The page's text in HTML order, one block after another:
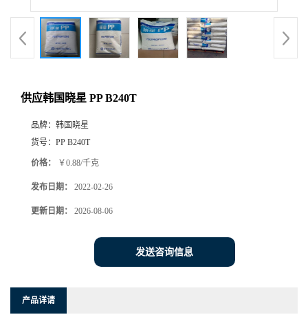
供应韩国晓星 PP B240T
品牌： 韩国晓星
货号： PP B240T
价格： ￥0.88/千克
发布日期： 2022-02-26
更新日期： 2026-08-06
发送咨询信息
产品详请